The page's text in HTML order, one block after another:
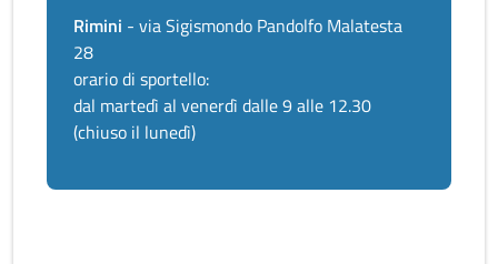
Rimini - via Sigismondo Pandolfo Malatesta
28
orario di sportello:
dal martedì al venerdì dalle 9 alle 12.30
(chiuso il lunedì)